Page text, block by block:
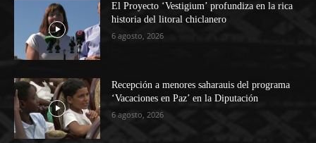
El Proyecto ‘Vestigium’ profundiza en la rica
historia del litoral chiclanero
6 agosto, 2026
Recepción a menores saharauis del programa
‘Vacaciones en Paz’ en la Diputación
6 agosto, 2026